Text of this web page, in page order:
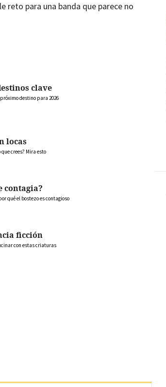
reto para una banda que parece no
clave
destino para 2026
locas
que crees? Mira esto
contagia?
qué el bostezo es contagioso
ficción
con estas criaturas